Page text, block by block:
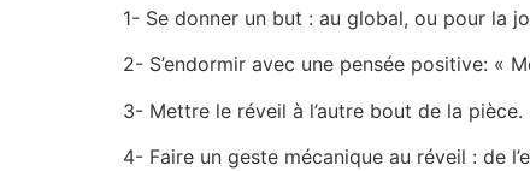
1- Se donner un but : au global, ou pour la
2- S’endormir avec une pensée positive: «
3- Mettre le réveil à l’autre bout de la
4- Faire un geste mécanique au réveil : de